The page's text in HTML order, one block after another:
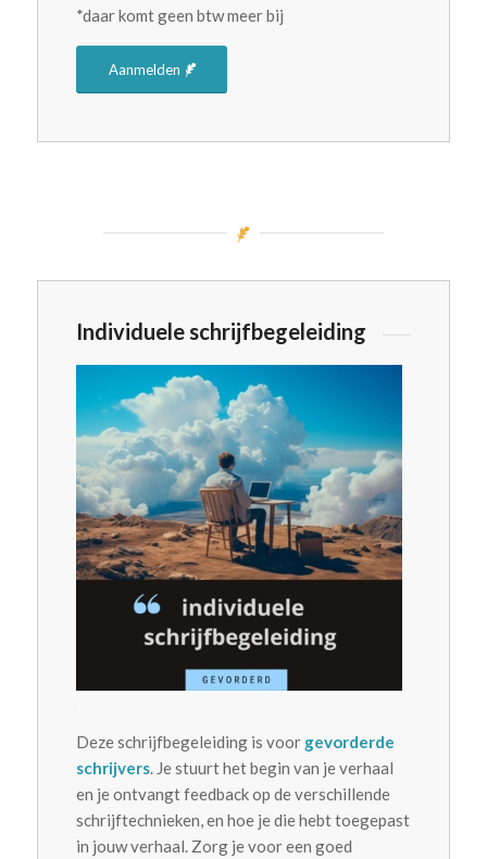
*daar komt geen btw meer bij
Aanmelden
Individuele schrijfbegeleiding
Deze schrijfbegeleiding is voor gevorderde
schrijvers. Je stuurt het begin van je verhaal
en je ontvangt feedback op de verschillende
schrijftechnieken, en hoe je die hebt toegepast
in jouw verhaal. Zorg je voor een goed